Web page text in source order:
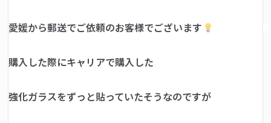
愛媛から郵送でご依頼のお客様でございます
購入した際にキャリアで購入した
強化ガラスをずっと貼っていたそうなのですが